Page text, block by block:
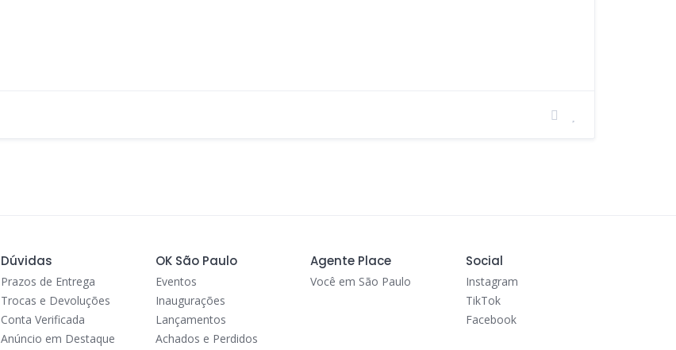
Dúvidas
Prazos de Entrega
Trocas e Devoluções
Conta Verificada
Anúncio em Destaque
OK São Paulo
Eventos
Inaugurações
Lançamentos
Achados e Perdidos
Agente Place
Você em São Paulo
Social
Instagram
TikTok
Facebook